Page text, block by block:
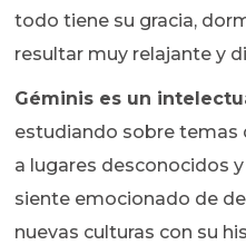
todo tiene su gracia,
resultar muy relajante y
Géminis es un
estudiando sobre temas
a lugares desconocidos
siente emocionado de
nuevas culturas con su